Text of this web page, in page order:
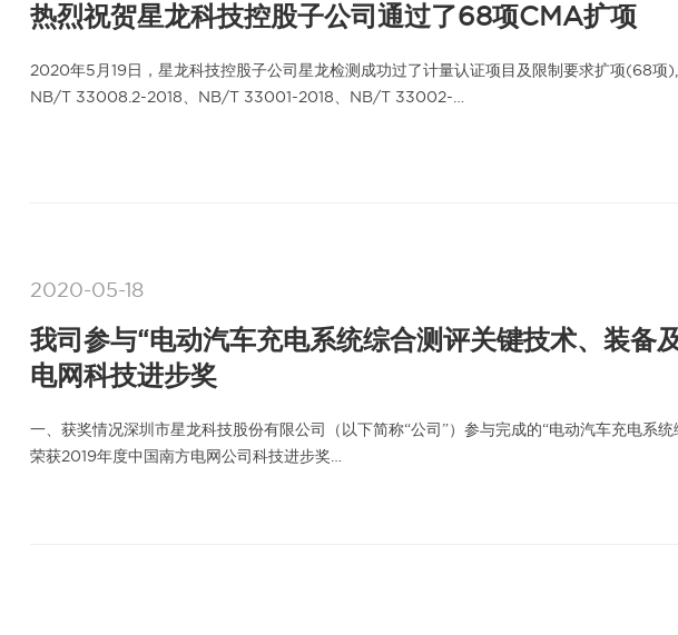
热烈祝贺星龙科技控股子公司通过了68项CMA扩项
2020年5月19日，星龙科技控股子公司星龙检测成功过了计量认证项目及限制要求扩项(68项
NB/T 33008.2-2018、NB/T 33001-2018、NB/T 33002-…
2020-05-18
我司参与“电动汽车充电系统综合测评关键技术、装备
电网科技进步奖
一、获奖情况深圳市星龙科技股份有限公司（以下简称“公司”）参与完成的“电动汽车充电系
荣获2019年度中国南方电网公司科技进步奖…